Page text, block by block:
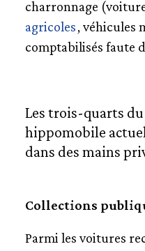
charronnage
agricoles, véhicules
comptabilisés faute
Les trois-quarts
hippomobile
dans des mains
Collections
Parmi les voitures